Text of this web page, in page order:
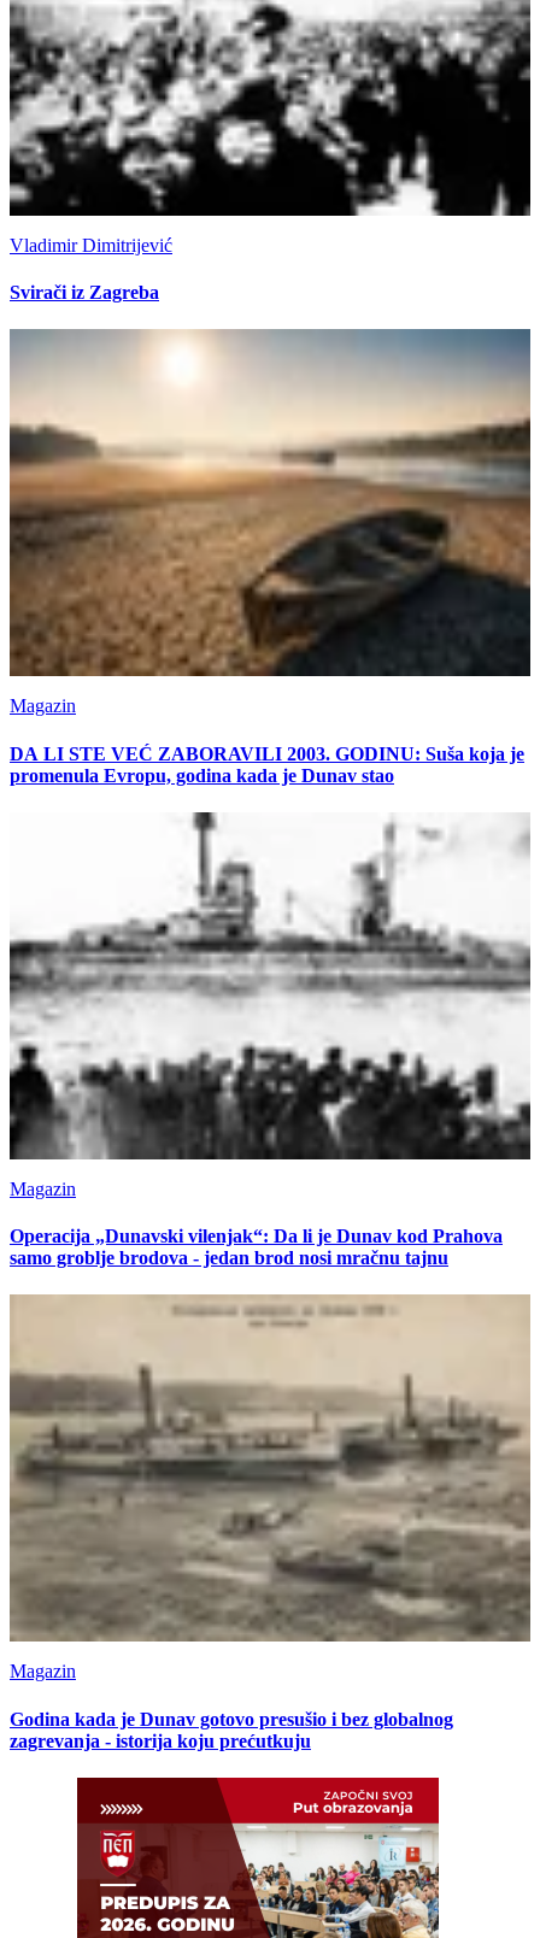
Vladimir Dimitrijević
Svirači iz Zagreba
Magazin
DA LI STE VEĆ ZABORAVILI 2003. GODINU: Suša koja je
promenula Evropu, godina kada je Dunav stao
Magazin
Operacija „Dunavski vilenjak“: Da li je Dunav kod Prahova
samo groblje brodova - jedan brod nosi mračnu tajnu
Magazin
Godina kada je Dunav gotovo presušio i bez globalnog
zagrevanja - istorija koju prećutkuju